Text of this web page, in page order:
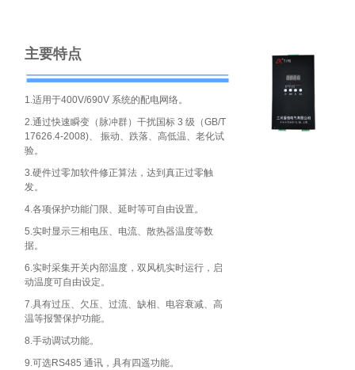
主要特点
1.适用于400V/690V 系统的配电网络。
2.通过快速瞬变（脉冲群）干扰国标 3 级（GB/T
17626.4-2008)、 振动、跌落、高低温、老化试
验。
3.硬件过零加软件修正算法，达到真正过零触
发。
4.各项保护功能门限、延时等可自由设置。
5.实时显示三相电压、电流、散热器温度等数
据。
6.实时采集开关内部温度，双风机实时运行，启
动温度可自由设定。
7.具有过压、欠压、过流、缺相、电容衰减、高
温等报警保护功能。
8.手动调试功能。
9.可选RS485 通讯，具有四遥功能。